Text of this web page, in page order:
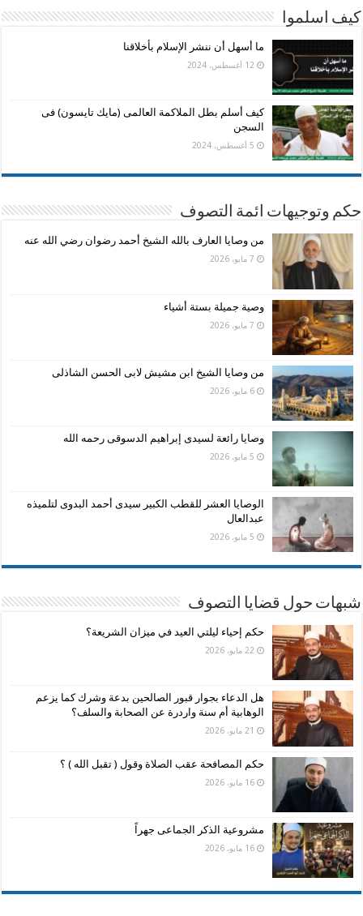
كيف اسلموا
ما أسهل أن ننشر الإسلام بأخلاقنا
12 أغسطس، 2024
كيف أسلم بطل الملاكمة العالمى (مايك تايسون) فى
السجن
5 أغسطس، 2024
حكم وتوجيهات ائمة التصوف
من وصايا العارف بالله الشيخ أحمد رضوان رضي الله عنه
7 مايو، 2026
وصية جميلة بستة أشياء
7 مايو، 2026
من وصايا الشيخ ابن مشيش لابى الحسن الشاذلى
6 مايو، 2026
وصايا رائعة لسيدى إبراهيم الدسوقى رحمه الله
5 مايو، 2026
الوصايا العشر للقطب الكبير سيدى أحمد البدوى لتلميذه
عبدالعال
5 مايو، 2026
شبهات حول قضايا التصوف
حكم إحياء ليلتي العيد في ميزان الشريعة؟
22 مايو، 2026
هل الدعاء بجوار قبور الصالحين بدعة وشرك كما يزعم
الوهابية أم سنة واردرة عن الصحابة والسلف؟
21 مايو، 2026
حكم المصافحة عقب الصلاة وقول ( تقبل الله ) ؟
16 مايو، 2026
مشروعية الذكر الجماعى جهراً
16 مايو، 2026